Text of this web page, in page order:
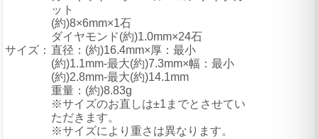
ット
(約)8×6mm×1石
ダイヤモンド(約)1.0mm×24石
サイズ： 直径：(約)16.4mm×厚：最小
(約)1.1mm-最大(約)7.3mm×幅：最小
(約)2.8mm-最大(約)14.1mm
重量：(約)8.83g
※サイズのお直しは±1までとさせてい
ただきます。
※サイズにより重さは異なります。